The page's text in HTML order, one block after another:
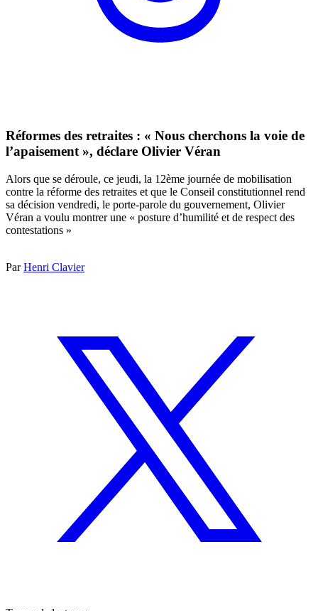
Réformes des retraites : « Nous cherchons la voie de
l’apaisement », déclare Olivier Véran
Alors que se déroule, ce jeudi, la 12ème journée de mobilisation
contre la réforme des retraites et que le Conseil constitutionnel rend
sa décision vendredi, le porte-parole du gouvernement, Olivier
Véran a voulu montrer une « posture d’humilité et de respect des
contestations »
ParHenri Clavier